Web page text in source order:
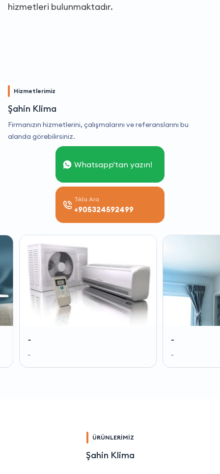
hizmetleri bulunmaktadır.
Hizmetlerimiz
Şahin Klima
Firmanızın hizmetlerini, çalışmalarını ve referanslarını bu
alanda görebilirsiniz.
Whatsapp'tan yazın!
Tıkla Ara
+905324592499
ÜRÜNLERİMİZ
Şahin Klima